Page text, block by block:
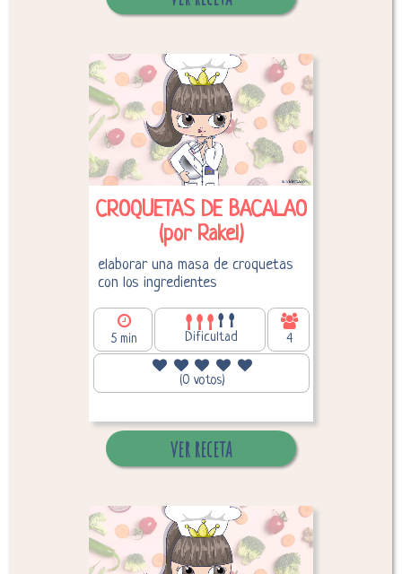
CROQUETAS DE BACALAO
(por Rakel)
elaborar una masa de croquetas
con los ingredientes
5 min Dificultad 4
(0 votos)
Desglose de calorías
Calorías por persona:
ver receta
Desglose de calorías